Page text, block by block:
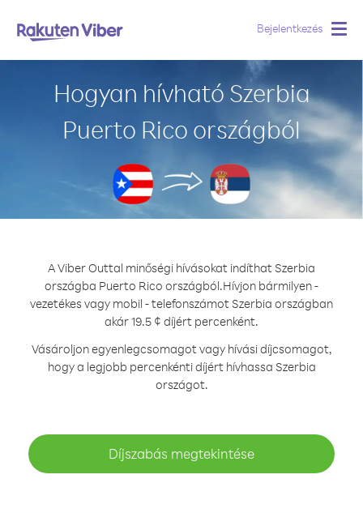
Bejelentkezés
Hogyan hívható Szerbia
Puerto Rico országból
A Viber Outtal minőségi hívásokat indíthat Szerbia
országba Puerto Rico országból.Hívjon bármilyen -
vezetékes vagy mobil - telefonszámot Szerbia országban
akár 19.5 ¢ díjért percenként.
Vásároljon egyenlegcsomagot vagy hívási díjcsomagot,
hogy a legjobb percenkénti díjért hívhassa Szerbia
országot.
Díjszabás megtekintése